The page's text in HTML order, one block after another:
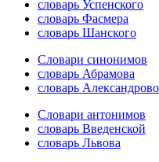
словарь Успенского
словарь Фасмера
словарь Шанского
Словари синонимов
словарь Абрамова
словарь
Словари антонимов
словарь Введенской
словарь Львова